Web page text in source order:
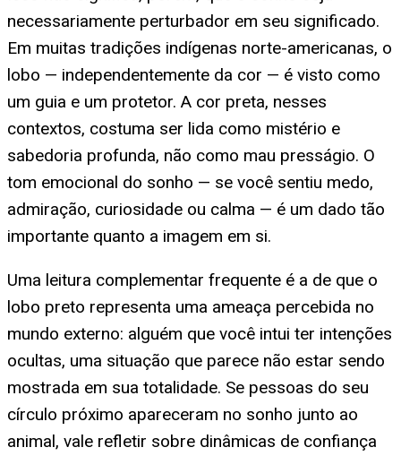
necessariamente perturbador em seu significado.
Em muitas tradições indígenas norte-americanas, o
lobo — independentemente da cor — é visto como
um guia e um protetor. A cor preta, nesses
contextos, costuma ser lida como mistério e
sabedoria profunda, não como mau presságio. O
tom emocional do sonho — se você sentiu medo,
admiração, curiosidade ou calma — é um dado tão
importante quanto a imagem em si.
Uma leitura complementar frequente é a de que o
lobo preto representa uma ameaça percebida no
mundo externo: alguém que você intui ter intenções
ocultas, uma situação que parece não estar sendo
mostrada em sua totalidade. Se pessoas do seu
círculo próximo apareceram no sonho junto ao
animal, vale refletir sobre dinâmicas de confiança